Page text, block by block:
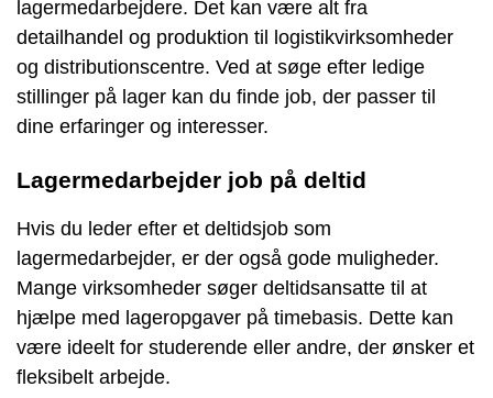
lagermedarbejdere. Det kan være alt fra
detailhandel og produktion til logistikvirksomheder
og distributionscentre. Ved at søge efter ledige
stillinger på lager kan du finde job, der passer til
dine erfaringer og interesser.
Lagermedarbejder job på deltid
Hvis du leder efter et deltidsjob som
lagermedarbejder, er der også gode muligheder.
Mange virksomheder søger deltidsansatte til at
hjælpe med lageropgaver på timebasis. Dette kan
være ideelt for studerende eller andre, der ønsker et
fleksibelt arbejde.